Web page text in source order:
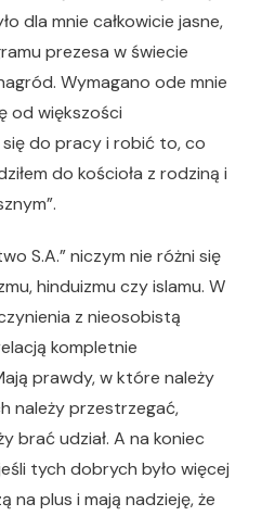
dla mnie całkowicie jasne,
prezesa w świecie
Wymagano ode mnie
od większości
się do pracy i robić to, co
do kościoła z rodziną i
S.A.” niczym nie różni się
hinduizmu czy islamu. W
z nieosobistą
kompletnie
prawdy, w które należy
należy przestrzegać,
brać udział. A na koniec
tych dobrych było więcej
na plus i mają nadzieję, że